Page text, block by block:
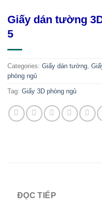
Giấy dán tường
5
Categories: Giấy dán tường,
phòng ngủ
Tag: Giấy 3D phòng ngủ
ĐỌC TIẾP